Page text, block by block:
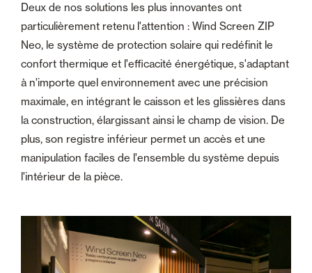
Deux de nos solutions les plus innovantes ont
particulièrement retenu l'attention : Wind Screen ZIP
Neo, le système de protection solaire qui redéfinit le
confort thermique et l'efficacité énergétique, s'adaptant
à n'importe quel environnement avec une précision
maximale, en intégrant le caisson et les glissières dans
la construction, élargissant ainsi le champ de vision. De
plus, son registre inférieur permet un accès et une
manipulation faciles de l'ensemble du système depuis
l'intérieur de la pièce.